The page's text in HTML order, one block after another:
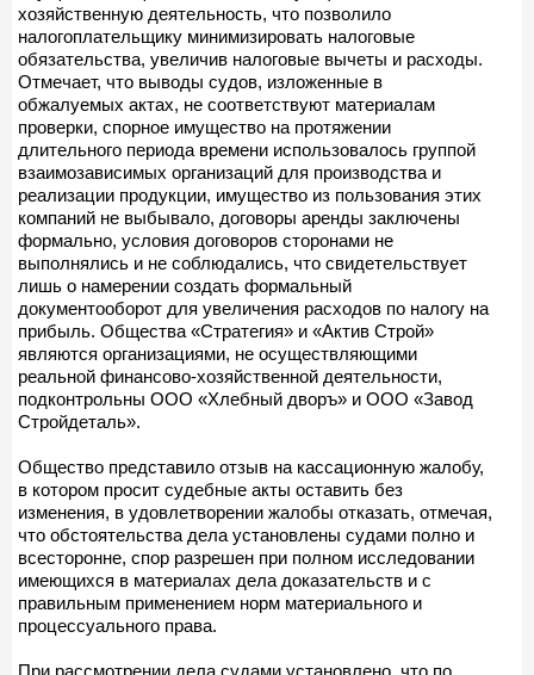
хозяйственную деятельность, что позволило
налогоплательщику минимизировать налоговые
обязательства, увеличив налоговые вычеты и расходы.
Отмечает, что выводы судов, изложенные в
обжалуемых актах, не соответствуют материалам
проверки, спорное имущество на протяжении
длительного периода времени использовалось группой
взаимозависимых организаций для производства и
реализации продукции, имущество из пользования этих
компаний не выбывало, договоры аренды заключены
формально, условия договоров сторонами не
выполнялись и не соблюдались, что свидетельствует
лишь о намерении создать формальный
документооборот для увеличения расходов по налогу на
прибыль. Общества «Стратегия» и «Актив Строй»
являются организациями, не осуществляющими
реальной финансово-хозяйственной деятельности,
подконтрольны ООО «Хлебный дворъ» и ООО «Завод
Стройдеталь».
Общество представило отзыв на кассационную жалобу,
в котором просит судебные акты оставить без
изменения, в удовлетворении жалобы отказать, отмечая,
что обстоятельства дела установлены судами полно и
всесторонне, спор разрешен при полном исследовании
имеющихся в материалах дела доказательств и с
правильным применением норм материального и
процессуального права.
При рассмотрении дела судами установлено, что по